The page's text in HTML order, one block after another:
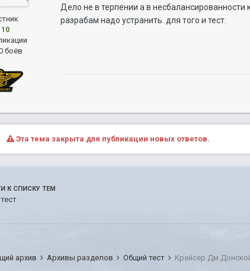
10
боёв
Дело не в терпении а в
разрабам надо устранить. для того и тест.
Эта тема закрыта для публикации новых ответов.
К СПИСКУ ТЕМ
архив Архивы разделов Общий тест Крейсер Дм